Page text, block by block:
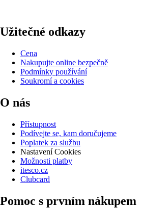
Užitečné odkazy
Cena
Nakupujte online bezpečně
Podmínky používání
Soukromí a cookies
O nás
Přístupnost
Podívejte se, kam doručujeme
Poplatek za službu
Nastavení Cookies
Možnosti platby
itesco.cz
Clubcard
Pomoc s prvním nákupem